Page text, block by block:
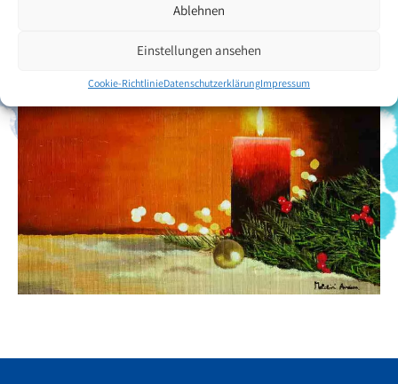
Ablehnen
Einstellungen ansehen
Cookie-RichtlinieDatenschutzerklärungImpressum